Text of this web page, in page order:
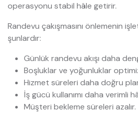
operasyonu stabil hâle getirir.
Randevu çakışmasını önlemenin
şunlardır:
Günlük randevu akışı daha
Boşluklar ve yoğunluklar
Hizmet süreleri daha doğru
İş gücü kullanımı daha verimli
Müşteri bekleme süreleri azalır.